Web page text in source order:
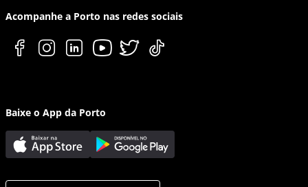
Acompanhe a Porto nas redes sociais
Baixe o App da Porto